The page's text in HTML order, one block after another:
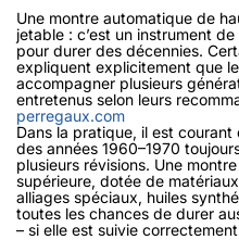
Une montre automatique de
jetable : c’est un instrument
pour durer des décennies.
expliquent explicitement que
accompagner plusieurs
entretenus selon leurs
perregaux.com
Dans la pratique, il est
des années 1960–1970
plusieurs révisions. Une
supérieure, dotée de
alliages spéciaux, huiles
toutes les chances de durer
– si elle est suivie